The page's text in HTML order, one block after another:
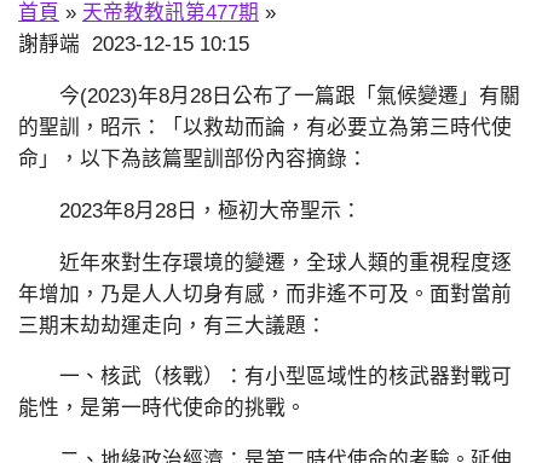
首頁 » 天帝教教訊第477期 »
謝靜端 2023-12-15 10:15
今(2023)年8月28日公布了一篇跟「氣候變遷」有關
的聖訓，昭示：「以救劫而論，有必要立為第三時代使
命」，以下為該篇聖訓部份內容摘錄：
2023年8月28日，極初大帝聖示：
近年來對生存環境的變遷，全球人類的重視程度逐
年增加，乃是人人切身有感，而非遙不可及。面對當前
三期末劫劫運走向，有三大議題：
一、核武（核戰）：有小型區域性的核武器對戰可
能性，是第一時代使命的挑戰。